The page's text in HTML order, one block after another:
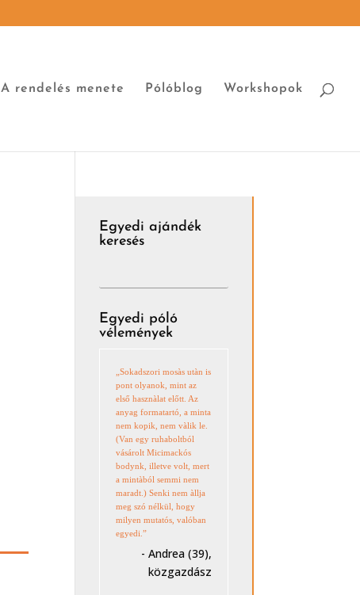
A rendelés menete Pólóblog Workshopok
Egyedi ajándék
keresés
Egyedi póló
vélemények
„Sokadszori mosàs utàn is
pont olyanok, mint az
első hasznàlat előtt. Az
anyag formatartó, a minta
nem kopik, nem vàlik le.
(Van egy ruhaboltból
vásárolt Micimackós
bodynk, illetve volt, mert
a mintàból semmi nem
maradt.) Senki nem àllja
meg szó nélkül, hogy
milyen mutatós, valóban
egyedi.”
- Andrea (39),
közgazdász